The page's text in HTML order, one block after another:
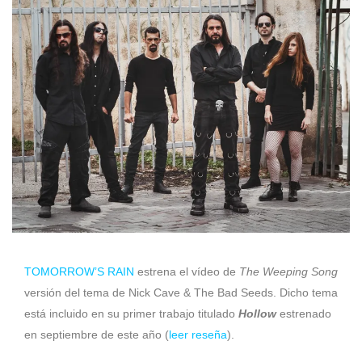
TOMORROW’S RAIN estrena el vídeo de The Weeping Song
versión del tema de Nick Cave & The Bad Seeds. Dicho tema
está incluido en su primer trabajo titulado Hollowestrenado
en septiembre de este año (leer reseña).